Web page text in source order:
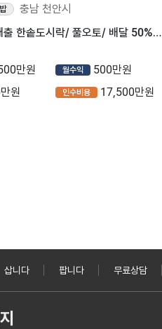
충남 천안시
⭐️천안시 고매출 한솥도시락/ 풀오토/ 배달 50%/ 리뉴얼없이 즉시 운영가능⭐️
만원 월수익 500만원
원 인수비용 17,500만원
삽니다 팝니다 무료상담